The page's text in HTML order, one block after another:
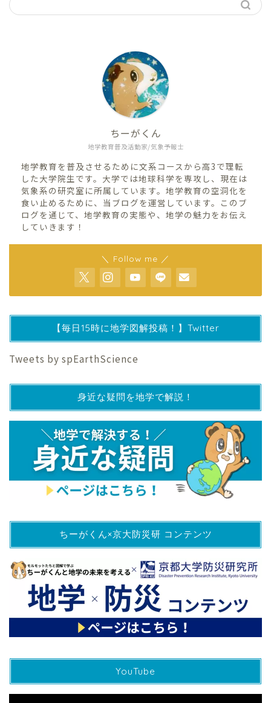
地学教育普及活動家/気象予報士
ちーがくん
地学教育を普及させるために文系コースから高3で理転
した大学院生です。大学では地球科学を専攻し、現在は
気象系の研究室に所属しています。地学教育の空洞化を
食い止めるために、当ブログを運営しています。このブ
ログを通じて、地学教育の実態や、地学の魅力をお伝え
していきます！
＼ Follow me ／
【毎日15時に地学図解投稿！】Twitter
Tweets by spEarthScience
身近な疑問を地学で解説！
ちーがくん×京大防災研 コンテンツ
YouTube